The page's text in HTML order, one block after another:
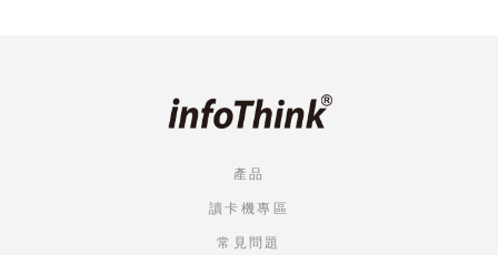
產品
讀卡機專區
常見問題